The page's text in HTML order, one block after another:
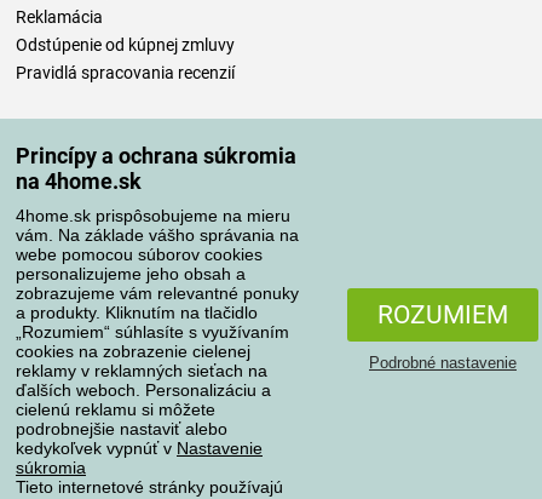
Princípy a ochrana súkromia
na 4home.sk
4home.sk prispôsobujeme na mieru
vám. Na základe vášho správania na
webe pomocou súborov cookies
personalizujeme jeho obsah a
zobrazujeme vám relevantné ponuky
a produkty. Kliknutím na tlačidlo
„Rozumiem“ súhlasíte s využívaním
cookies na zobrazenie cielenej
reklamy v reklamných sieťach na
ďalších weboch. Personalizáciu a
cielenú reklamu si môžete
podrobnejšie nastaviť alebo
kedykoľvek vypnúť v Nastavenie
súkromia
Tieto internetové stránky používajú
ROZUMIEM
Podrobné nastavenie
Reklamácia
Odstúpenie od kúpnej zmluvy
Pravidlá spracovania recenzií
Spôsoby platby
Spoľahlivý obchod